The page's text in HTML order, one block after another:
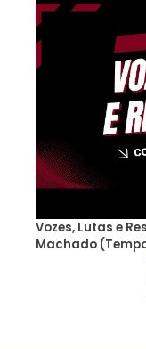
Vozes, Lutas e
Machado